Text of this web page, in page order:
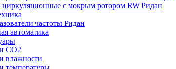
с мокрым ротором RW Ридан
частоты Ридан
автоматика
CO2
влажности
температуры